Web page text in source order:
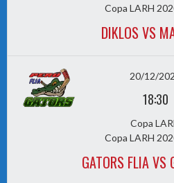
Copa LARH
DIKLOS VS
20/12/
18:30
Copa
Copa LARH
GATORS FLIA VS